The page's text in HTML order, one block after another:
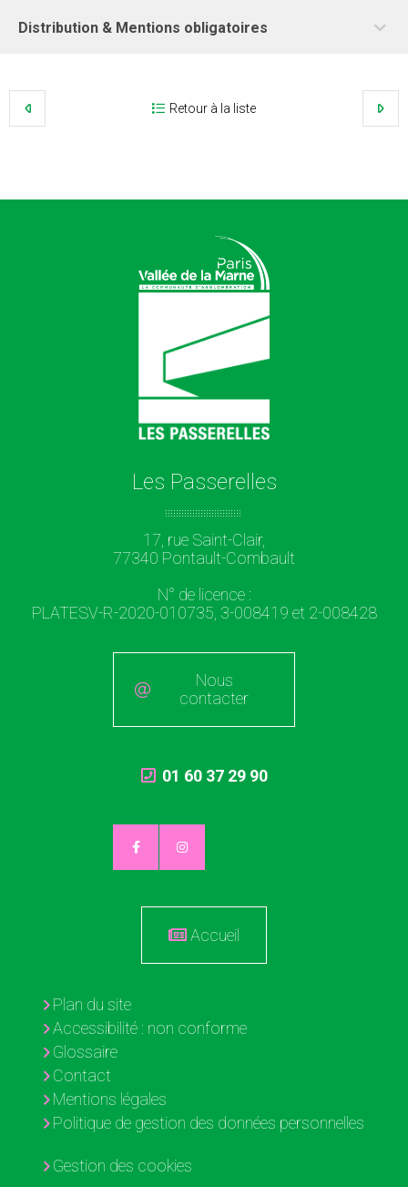
Distribution & Mentions obligatoires
Retour à la liste
Les Passerelles
17, rue Saint-Clair,
77340 Pontault-Combault
N° de licence :
PLATESV-R-2020-010735, 3-008419 et 2-008428
Nous
contacter
01 60 37 29 90
Accueil
Plan du site
Accessibilité : non conforme
Glossaire
Contact
Mentions légales
Politique de gestion des données personnelles
Gestion des cookies